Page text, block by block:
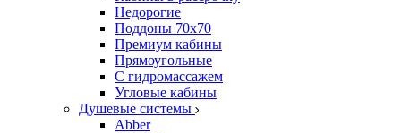
Недорогие
Поддоны 70x70
Премиум кабины
Прямоугольные
С гидромассажем
Угловые кабины
Душевые системы
Abber